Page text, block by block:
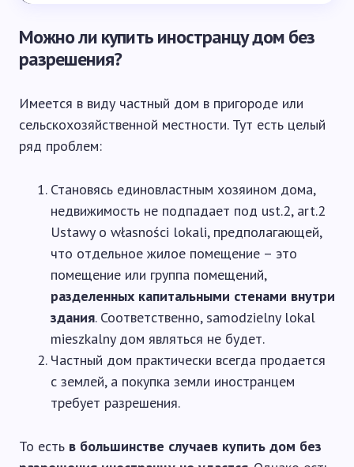
Можно ли купить иностранцу дом без
разрешения?
Имеется в виду частный дом в пригороде или
сельскохозяйственной местности. Тут есть целый
ряд проблем:
Становясь единовластным хозяином дома,
недвижимость не подпадает под ust.2, art.2
Ustawy o własności lokali, предполагающей,
что отдельное жилое помещение – это
помещение или группа помещений,
разделенных капитальными стенами внутри
здания. Соответственно, samodzielny lokal
mieszkalny дом являться не будет.
Частный дом практически всегда продается
с землей, а покупка земли иностранцем
требует разрешения.
То есть в большинстве случаев купить дом без